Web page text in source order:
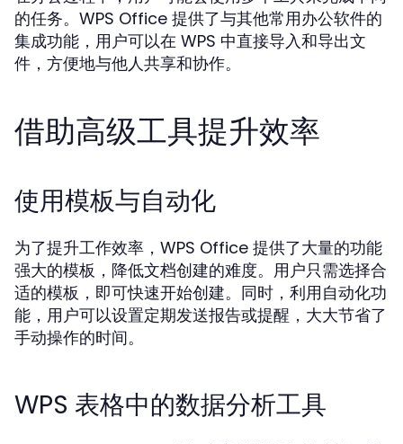
的任务。WPS Office 提供了与其他常用办公软件的
集成功能，用户可以在 WPS 中直接导入和导出文
件，方便地与他人共享和协作。
借助高级工具提升效率
使用模板与自动化
为了提升工作效率，WPS Office 提供了大量的功能
强大的模板，降低文档创建的难度。用户只需选择合
适的模板，即可快速开始创建。同时，利用自动化功
能，用户可以设置定期发送报告或提醒，大大节省了
手动操作的时间。
WPS 表格中的数据分析工具